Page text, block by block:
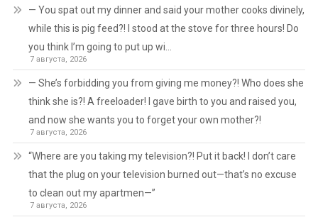
— You spat out my dinner and said your mother cooks divinely,
while this is pig feed?! I stood at the stove for three hours! Do
you think I’m going to put up wi…
7 августа, 2026
— She’s forbidding you from giving me money?! Who does she
think she is?! A freeloader! I gave birth to you and raised you,
and now she wants you to forget your own mother?!
7 августа, 2026
“Where are you taking my television?! Put it back! I don’t care
that the plug on your television burned out—that’s no excuse
to clean out my apartmen—”
7 августа, 2026